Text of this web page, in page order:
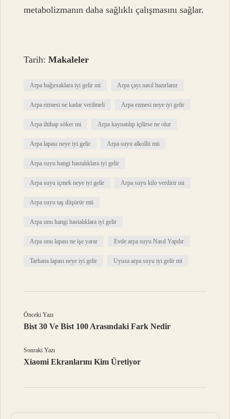
metabolizmanın daha sağlıklı çalışmasını sağlar.
Tarih:Makaleler
Arpa bağırsaklara iyi gelir mi Arpa çayı nasıl hazırlanır
Arpa ezmesi ne kadar verilmeli Arpa ezmesi neye iyi gelir
Arpa iltihap söker mi Arpa kaynatılıp içilirse ne olur
Arpa lapası neye iyi gelir Arpa suyu alkollü mü
Arpa suyu hangi hastalıklara iyi gelir
Arpa suyu içmek neye iyi gelir Arpa suyu kilo verdirir mi
Arpa suyu taş düşürür mü
Arpa unu hangi hastalıklara iyi gelir
Arpa unu lapası ne işe yarar Evde arpa suyu Nasıl Yapılır
Tarhana lapası neye iyi gelir Uyuza arpa suyu iyi gelir mi
Önceki Yazı
Bist 30 Ve Bist 100 Arasındaki Fark Nedir
Sonraki Yazı
Xiaomi Ekranlarını Kim Üretiyor